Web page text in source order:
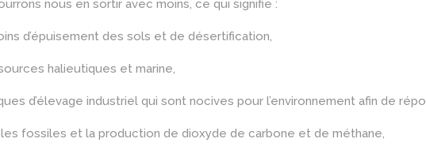
nous en sortir avec moins, ce qui signifie :
d’épuisement des sols et de désertification,
halieutiques et marine,
d’élevage industriel qui sont nocives pour l’environnement afin de
fossiles et la production de dioxyde de carbone et de méthane,